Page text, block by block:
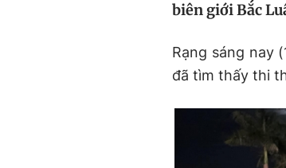
biên giới Bắc
Rạng sáng nay
đã tìm thấy thi